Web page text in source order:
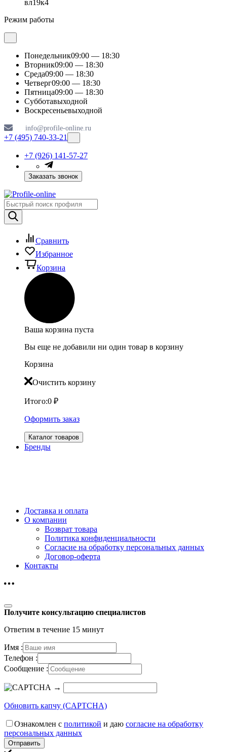
вл19к4
Режим работы
Понедельник09:00 — 18:30
Вторник09:00 — 18:30
Среда09:00 — 18:30
Четверг09:00 — 18:30
Пятница09:00 — 18:30
Субботавыходной
Воскресеньевыходной
info@profile-online.ru
+7 (495) 740-33-21
+7 (926) 141-57-27
Заказать звонок
Сравнить
Избранное
Корзина
Ваша корзина пуста
Вы еще не добавили ни один товар в корзину
Корзина
Очистить корзину
Итого:0 ₽
Оформить заказ
Каталог товаров
Бренды
Доставка и оплата
О компании
Возврат товара
Политика конфиденциальности
Согласие на обработку персональных данных
Договор-оферта
Контакты
Получите консультацию специалистов
Ответим в течение 15 минут
Имя :
Телефон :
Сообщение :
→
Обновить капчу (CAPTCHA)
Ознакомлен с политикой и даю согласие на обработку
персональных данных